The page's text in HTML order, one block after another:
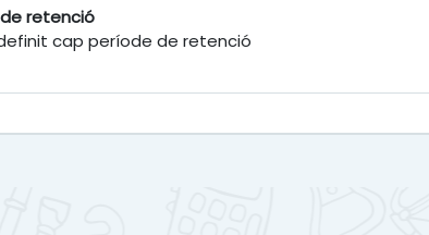
retenció
cap període de retenció